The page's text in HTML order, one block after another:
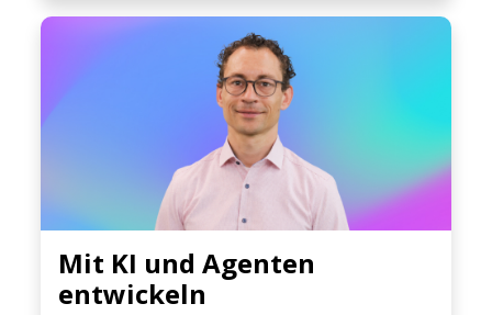
Mit KI und Agenten
entwickeln